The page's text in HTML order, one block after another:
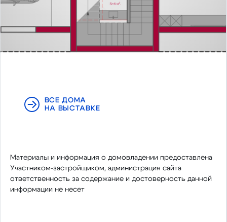
ВСЕ ДОМА
НА ВЫСТАВКЕ
Материалы и информация о домовладении предоставлена
Участником-застройщиком, администрация сайта
ответственность за содержание и достоверность данной
информации не несет